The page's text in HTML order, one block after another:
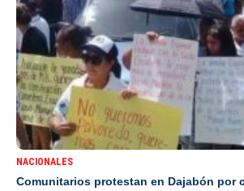
NACIONALES
Comunitarios protestan en Dajabón por